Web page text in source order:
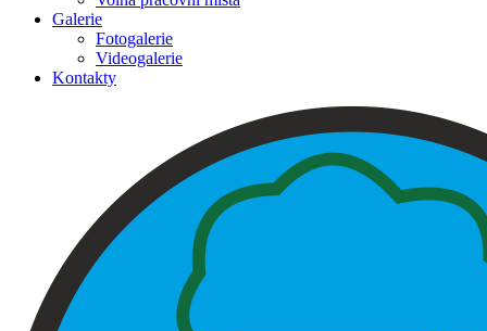
Galerie
Fotogalerie
Videogalerie
Kontakty